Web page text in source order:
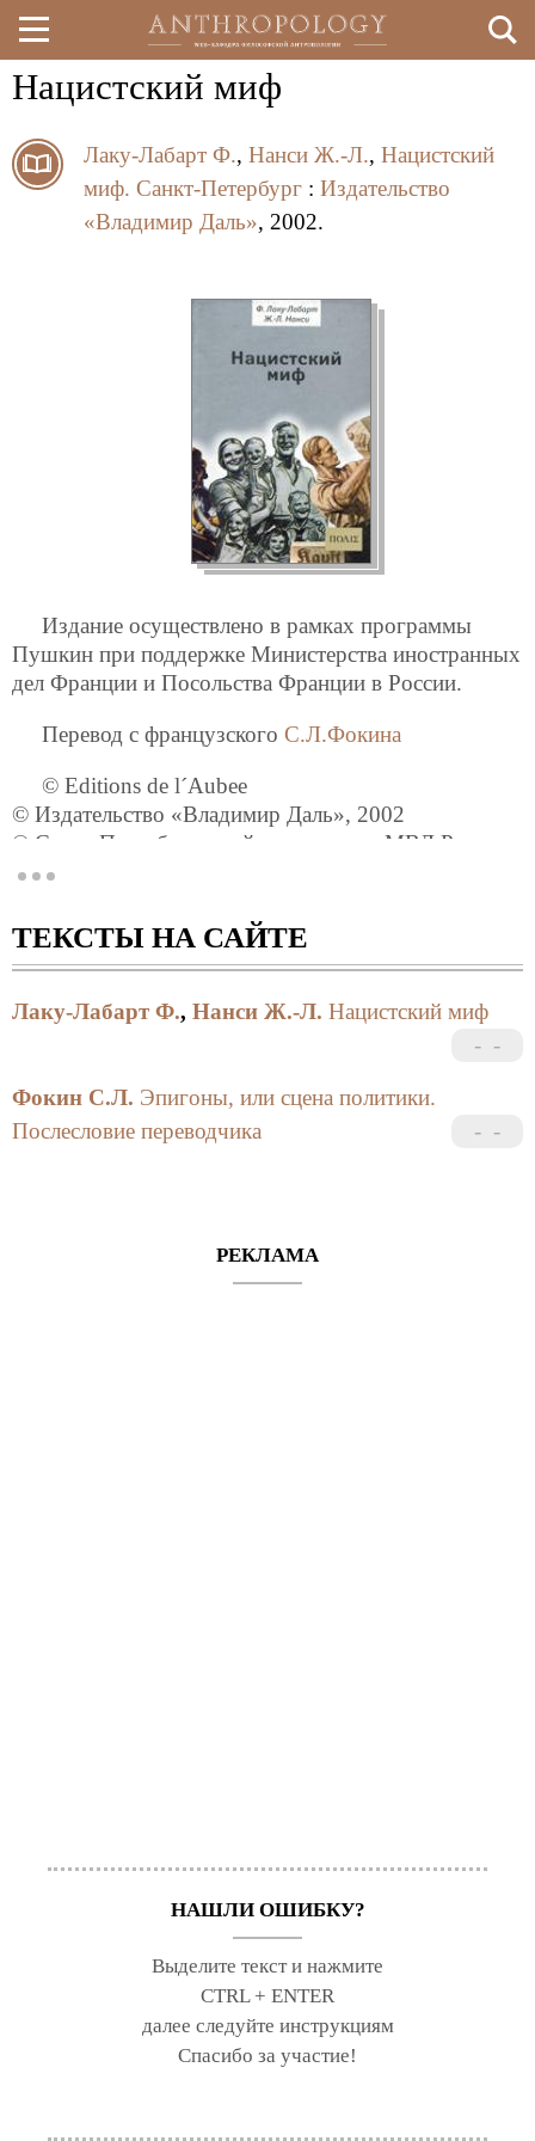
Перейти
основному
содержанию
Нацистский миф
Лаку-Лабарт Ф., Нанси Ж.-Л., Нацистский
миф. Санкт-Петербург : Издательство
«Владимир Даль», 2002.
Издание осуществлено в рамках программы
Пушкин при поддержке Министерства иностранных
дел Франции и Посольства Франции в России.
Перевод с французского С.Л.Фокина
© Editions de l´Aubee
© Издательство «Владимир Даль», 2002
© Санкт-Петербурггский университет МВД России,
2002
области правоохранительной деятельности
«Университет», 2002
© П. Палей, оформление, 2002
ISBN 2-87678-078-X (франц.)
ТЕКСТЫ НА САЙТЕ
Лаку-Лабарт Ф., Нанси Ж.-Л. Нацистский миф
Фокин С.Л. Эпигоны, или сцена политики.
Послесловие переводчика
РЕКЛАМА
НАШЛИ ОШИБКУ?
Выделите текст и нажмите
CTRL + ENTER
далее следуйте инструкциям
Спасибо за участие!